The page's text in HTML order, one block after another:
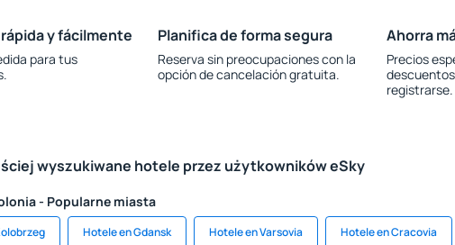
y fácilmente
para tus
Planifica de forma segura
Reserva sin preocupaciones con la
opción de cancelación gratuita.
Ahorra
Precios
registrarse.
wyszukiwane hotele przez użytkowników eSky
- Popularne miasta
Hotele en Gdansk Hotele en Varsovia Hotele en Cracovia